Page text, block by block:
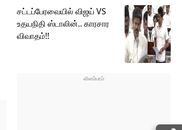
சட்டப்பேரவையில் விஜய் VS
உதயநிதி ஸ்டாலின்.. காரசார
விவாதம்!!